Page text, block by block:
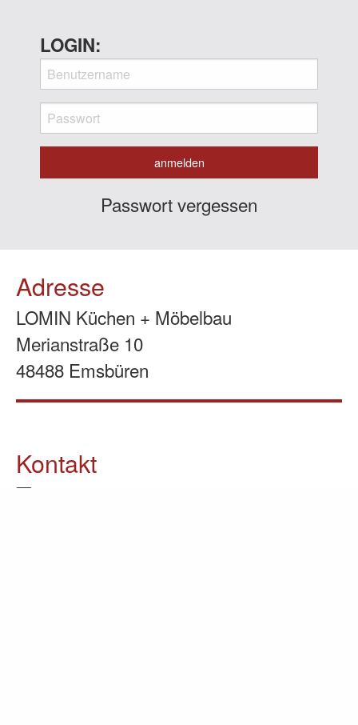
LOGIN:
Passwort vergessen
Adresse
LOMIN Küchen + Möbelbau
Merianstraße 10
48488 Emsbüren
Kontakt